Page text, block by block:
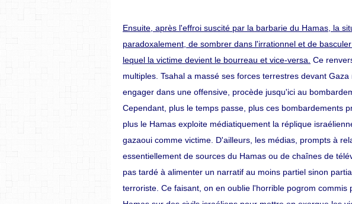
Ensuite, après l'effroi suscité par la barbarie du Hamas, la
paradoxalement, de sombrer dans l'irrationnel et de
lequel la victime devient le bourreau et vice-versa. Ce
multiples. Tsahal a massé ses forces terrestres devant
engager dans une offensive, procède jusqu'ici au
Cependant, plus le temps passe, plus ces bombardements
plus le Hamas exploite médiatiquement la réplique
gazaoui comme victime. D'ailleurs, les médias, prompts à
essentiellement de sources du Hamas ou de chaînes de
pas tardé à alimenter un narratif au moins partiel sinon
terroriste. Ce faisant, on en oublie l'horrible pogrom commis